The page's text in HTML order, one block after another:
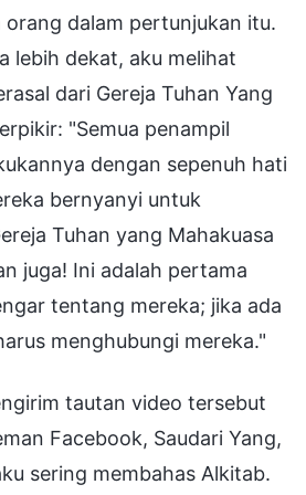
orang dalam pertunjukan itu.
lebih dekat, aku melihat
dari Gereja Tuhan Yang
"Semua penampil
dengan sepenuh hati
bernyanyi untuk
Tuhan yang Mahakuasa
juga! Ini adalah pertama
tentang mereka; jika ada
menghubungi mereka."
tautan video tersebut
Facebook, Saudari Yang,
sering membahas Alkitab.